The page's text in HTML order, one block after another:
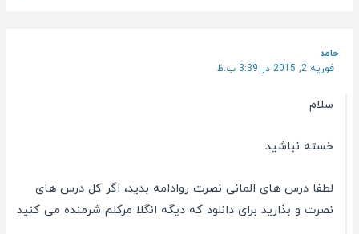
حامد
فوریه 2, 2015 در 3:39 ب.ظ
سلام
خسته نباشید
لطفا درس های المانی نصرت روادامه بدید، اگر کل درس های
نصرت و بذارید برای دانلود که دیگه انگلا مرکلم شرمنده می کنید